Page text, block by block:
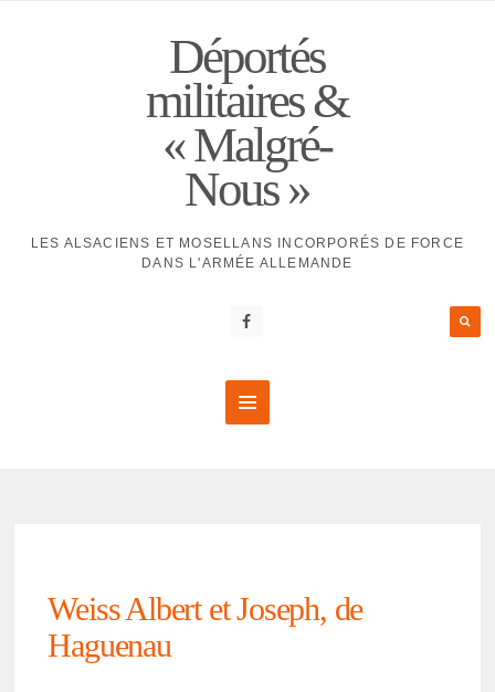
Déportés
militaires &
« Malgré-
Nous »
LES ALSACIENS ET MOSELLANS INCORPORÉS DE FORCE
DANS L'ARMÉE ALLEMANDE
Weiss Albert et Joseph, de
Hague­nau